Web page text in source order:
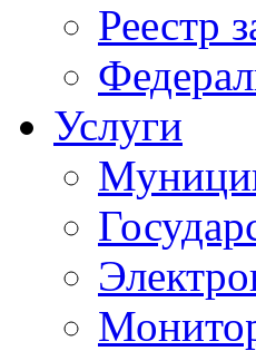
Реестр
Услуги